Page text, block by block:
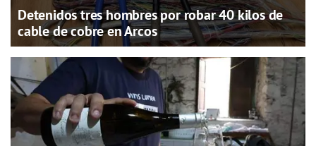
Detenidos tres hombres por robar 40 kilos de
cable de cobre en Arcos